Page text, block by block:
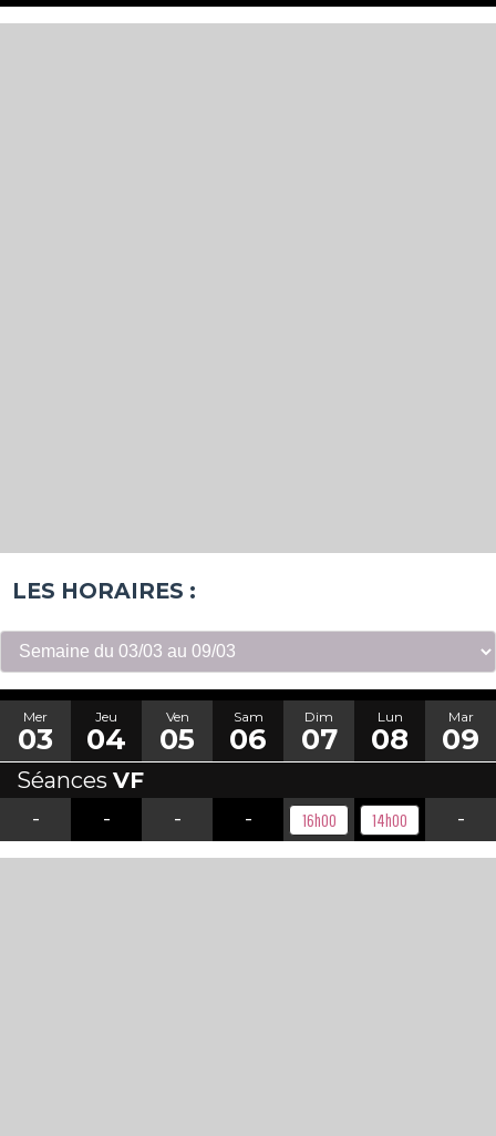
LES HORAIRES :
Mer
03
Jeu
04
Ven
05
Sam
06
Dim
07
Lun
08
Mar
09
Séances VF
-
- - - 16h00 14h00 -